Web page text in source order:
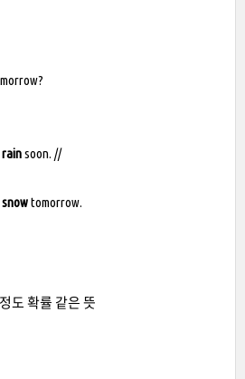
rainsoon. //
snowtomorrow.
정도 확률 같은 뜻